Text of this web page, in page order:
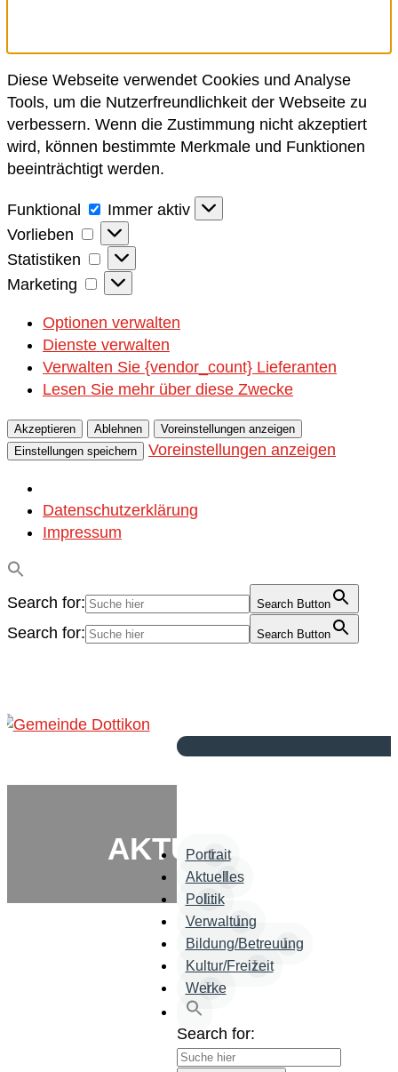
Diese Webseite verwendet Cookies und Analyse
Tools, um die Nutzerfreundlichkeit der Webseite zu
verbessern. Wenn die Zustimmung nicht akzeptiert
wird, können bestimmte Merkmale und Funktionen
beeinträchtigt werden.
Funktional Funktional
Immer aktiv
Vorlieben
Vorlieben
Statistiken
Statistiken
Marketing
Marketing
Optionen verwalten
Dienste verwalten
Verwalten Sie {vendor_count} Lieferanten
Lesen Sie mehr über diese Zwecke
Akzeptieren Ablehnen
Voreinstellungen anzeigen
Einstellungen speichern
Voreinstellungen anzeigen
Datenschutzerklärung
Impressum
Search for: Search Button
Search for: Search Button
Portrait
Aktuelles
Politik
Verwaltung
Bildung/Betreuung
Kultur/Freizeit
Werke
Search for:
AKTUELLES